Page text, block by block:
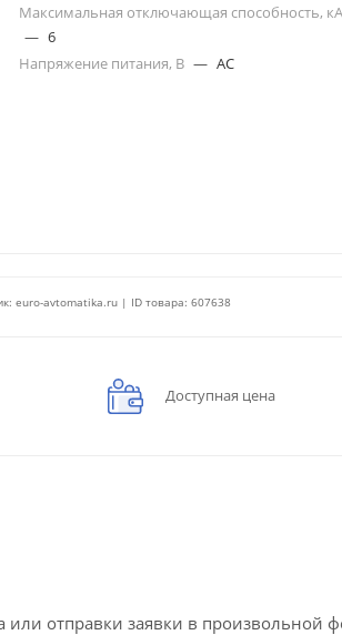
Максимальная отключающая способность, кА
— 6
Напряжение питания, В — AC
euro-avtomatika.ru | ID товара: 607638
Доступная цена
или отправки заявки в произвольной